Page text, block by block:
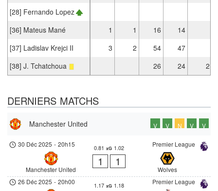
[28] Fernando Lopez
[36] Mateus Mané
1 1 16
14
[37] Ladislav Krejci II
3 2 54
47
[38] J. Tchatchoua
26 24 2
DERNIERS MATCHS
Manchester United V V N V V
Premier League
30 Déc 2025 - 20h15
Manchester United
0.81 xG 1.02
1 1
Wolves
Premier League
26 Déc 2025 - 20h00 1.17 xG 1.18